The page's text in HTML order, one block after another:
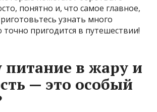
понятно и, что самое главное,
узнать много
точно пригодится в путешествии!
в жару и
— это особый